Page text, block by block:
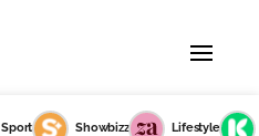
Sport Showbizz Lifestyle